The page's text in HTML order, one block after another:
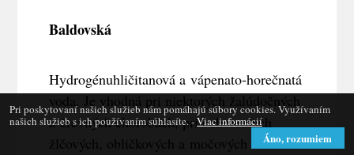
Baldovská
Hydrogénuhličitanová a vápenato-horečnatá
voda. Je vhodná pri niektorých žalúdočných
a črevných chorobách, pri ochoreniach
žlčových, obličkových a močových ciest
Pri poskytovaní našich služieb nám pomáhajú súbory cookies. Využívaním
našich služieb s ich používaním súhlasíte. -Viac informácií
Áno, rozumiem